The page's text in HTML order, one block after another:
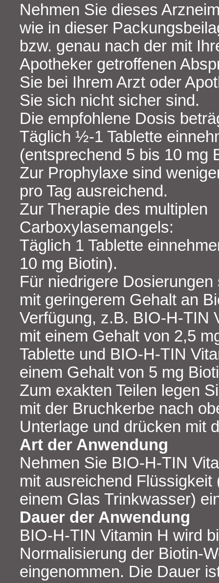
Nehmen Sie dieses
wie in dieser
bzw. genau nach der mit
Apotheker getroffenen
Sie bei Ihrem Arzt oder
Sie sich nicht sicher sind.
Die empfohlene Dosis
Täglich ½-1 Tablette
(entsprechend 5 bis 10 mg
Zur Prophylaxe sind
pro Tag ausreichend.
Zur Therapie des multiplen
Carboxylasemangels:
Täglich 1 Tablette
10 mg Biotin).
Für niedrigere
mit geringerem Gehalt an
Verfügung, z.B. BIO-H-TIN
mit einem Gehalt von 2,5
Tablette und BIO-H-TIN
einem Gehalt von 5 mg
Zum exakten Teilen legen
mit der Bruchkerbe nach
Unterlage und drücken mit
Art der Anwendung
Nehmen Sie BIO-H-TIN
mit ausreichend Flüssigkeit
einem Glas Trinkwasser)
Dauer der Anwendung
BIO-H-TIN Vitamin H wird
Normalisierung der Biotin-
eingenommen. Die Dauer